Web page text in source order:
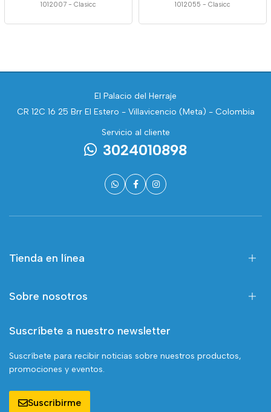
1012007 - Clasicc 1012055 - Clasicc
El Palacio del Herraje
CR 12C 16 25 Brr El Estero - Villavicencio (Meta) - Colombia
Servicio al cliente
3024010898
Tienda en línea
Sobre nosotros
Suscríbete a nuestro newsletter
Suscríbete para recibir noticias sobre nuestros productos,
promociones y eventos.
Suscribirme